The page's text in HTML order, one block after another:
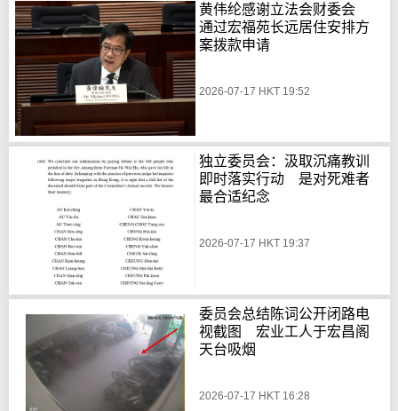
黄伟纶感谢立法会财委会
通过宏福苑长远居住安排方
案拨款申请
2026-07-17 HKT 19:52
独立委员会：汲取沉痛教训
即时落实行动 是对死难者
最合适纪念
2026-07-17 HKT 19:37
委员会总结陈词公开闭路电
视截图 宏业工人于宏昌阁
天台吸烟
2026-07-17 HKT 16:28